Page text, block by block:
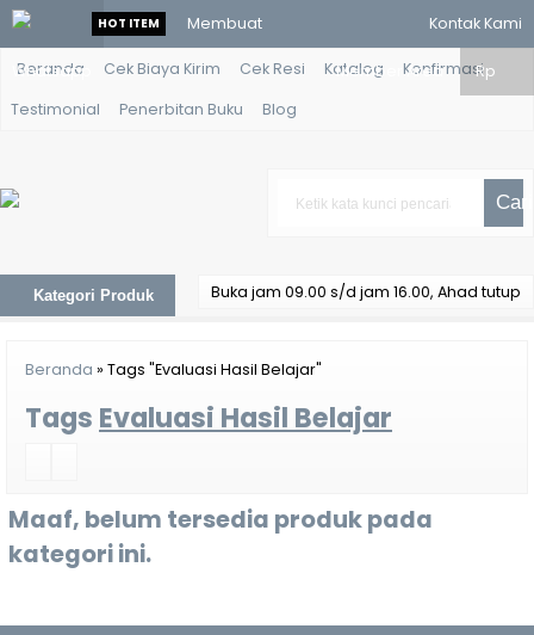
Whatsapp
HOT ITEM Membuat
Aplikasi
Menggunakan
Islam
Kontak Kami
Member Area Rp
Beranda Cek Biaya Kirim Cek Resi Katalog
Konfirmasi
Testimonial
Penerbitan Buku Blog
Cari
Kategori Produk Buka jam 09.00 s/d jam 16.00, Ahad tutup
Beranda » Tags "Evaluasi Hasil Belajar"
Tags Evaluasi Hasil Belajar
Maaf, belum tersedia produk pada
kategori ini.